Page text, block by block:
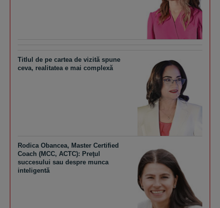
Titlul de pe cartea de vizită spune
ceva, realitatea e mai complexă
Rodica Obancea, Master Certified
Coach (MCC, ACTC): Preţul
succesului sau despre munca
inteligentă